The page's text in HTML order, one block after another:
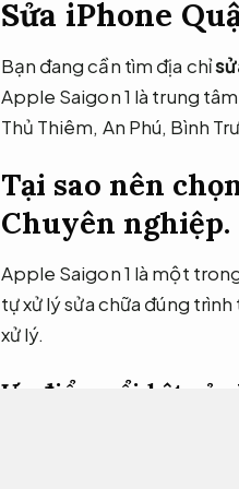
Sửa iPhone
Bạn đang cần tìm địa chỉ
Apple Saigon 1 là trung
Thủ Thiêm, An Phú, Bình
Tại sao nên
Chuyên nghiệp.
Apple Saigon 1 là một
tự xử lý sửa chữa đúng
xử lý.
Ưu điểm nổi bật của